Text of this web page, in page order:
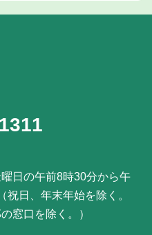
日の午前8時30分から午
祝日、年末年始を除く。
窓口を除く。）